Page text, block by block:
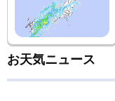
お天気ニュース